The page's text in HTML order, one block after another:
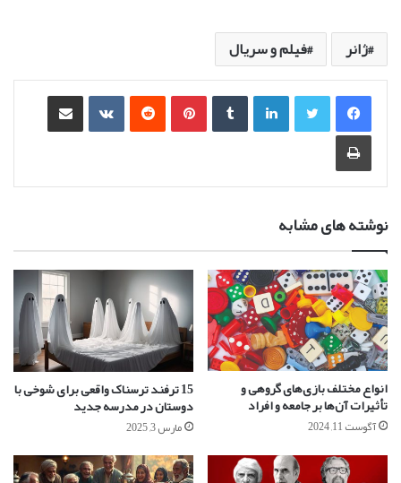
ژانر فیلم و سریال
لینکدین‫تامبلر ‫پین‌ترست‫رددیت ‫VKontakteاشتراک گذاری از طریق ایمیل
چاپ
نوشته های مشابه
انواع مختلف بازی‌های گروهی و
تأثیرات آن‌ها بر جامعه و افراد
آگوست 11, 2024
15 ترفند ترسناک واقعی برای شوخی با
دوستان در مدرسه جدید
مارس 3, 2025